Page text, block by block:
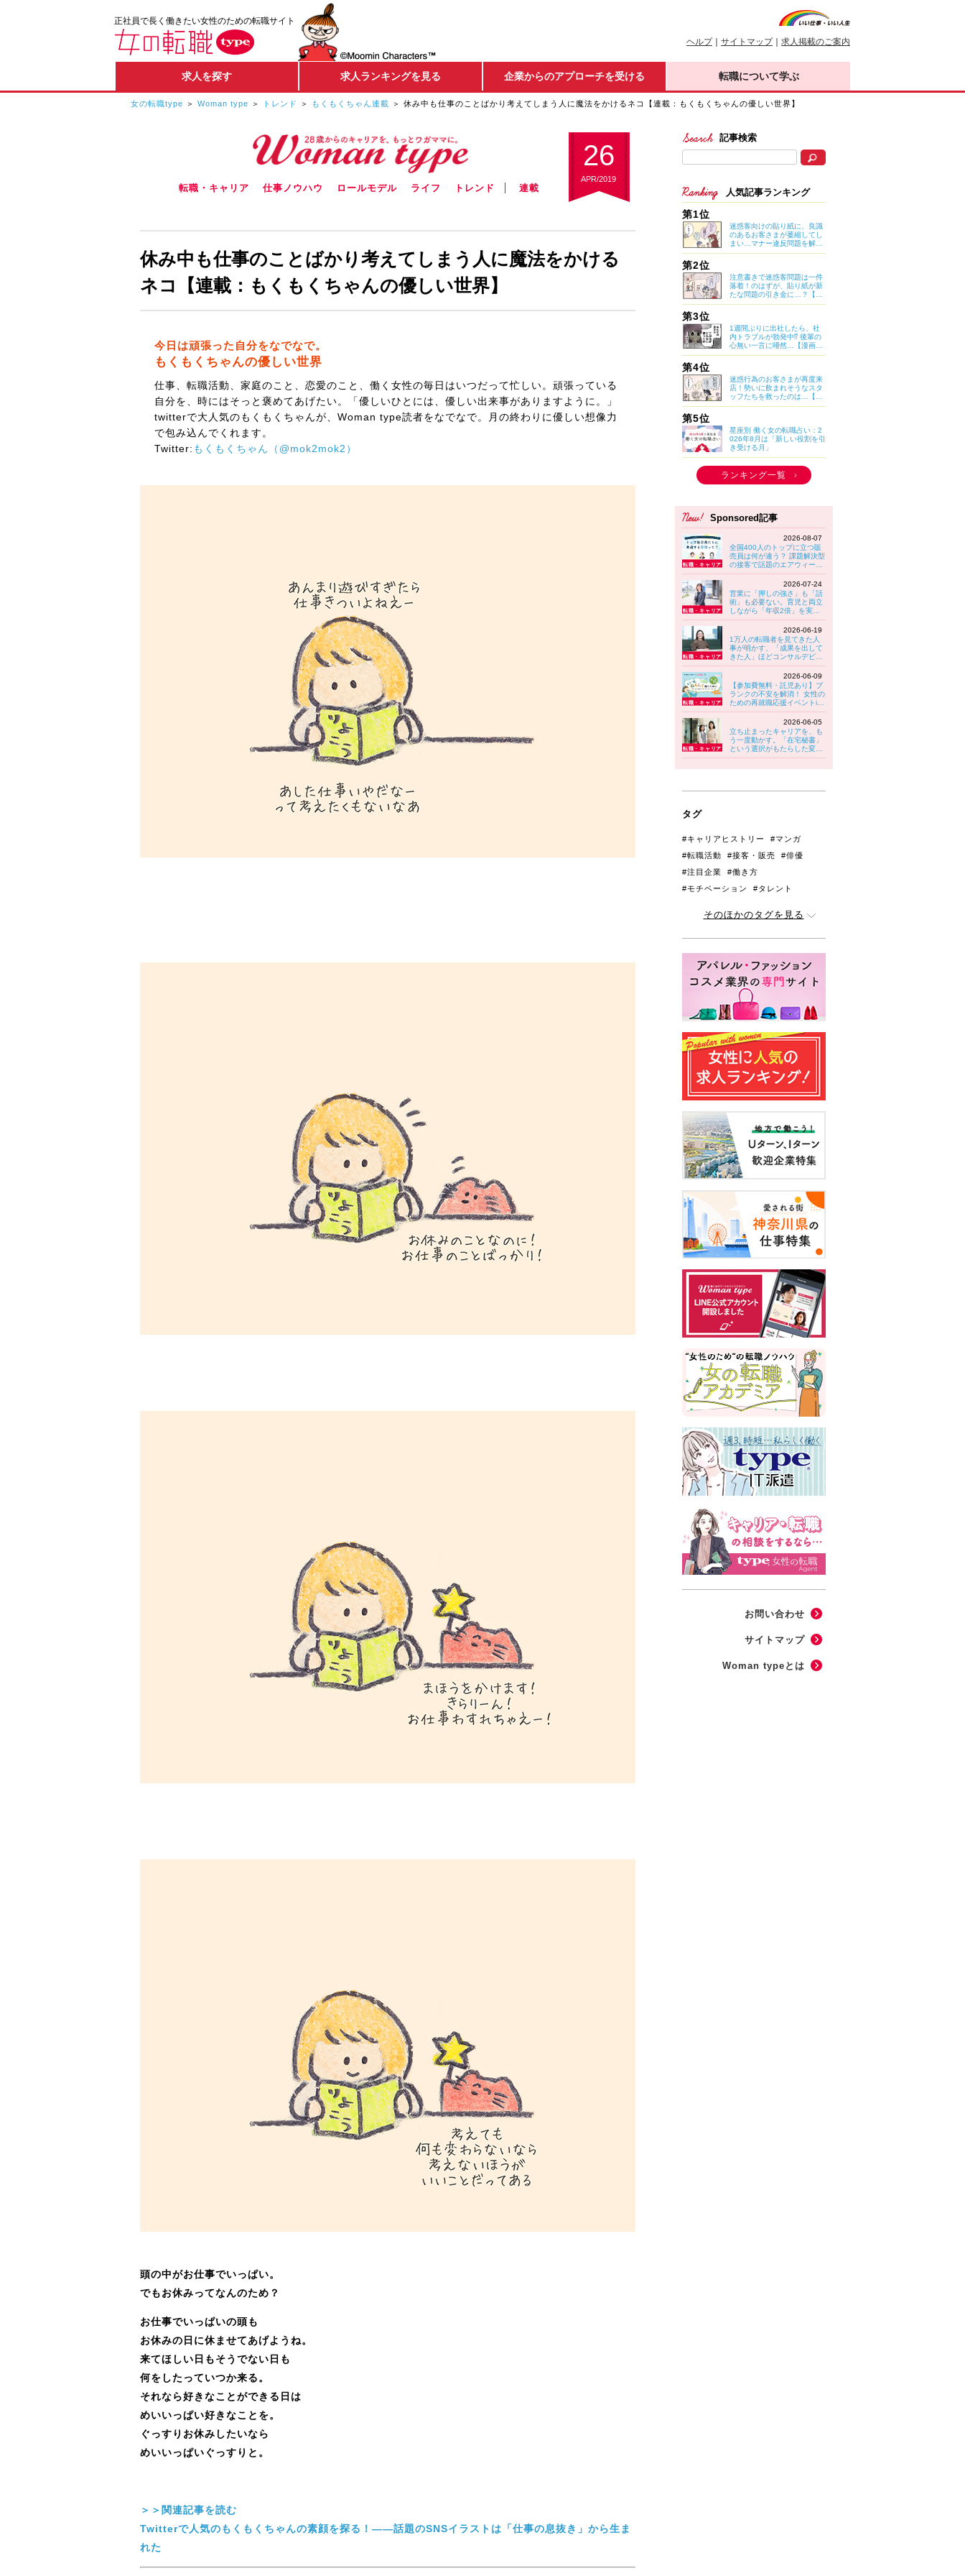
正社員で長く働きたい女性のための転職サイト
ヘルプ｜ サイトマップ｜ 求人掲載のご案内
求人を探す 求人ランキングを見る 企業からのアプローチを受ける 転職について学ぶ
女の転職type Woman type トレンド もくもくちゃん連載 休み中も仕事のことばかり考えてしまう人に魔法をかけるネコ【連載：もくもくちゃんの優しい世界】
転職・キャリア 仕事ノウハウ ロールモデル ライフ トレンド 連載
26
APR/2019
休み中も仕事のことばかり考えてしまう人に魔法をかける
ネコ【連載：もくもくちゃんの優しい世界】
今日は頑張った自分をなでなで。
もくもくちゃんの優しい世界
仕事、転職活動、家庭のこと、恋愛のこと、働く女性の毎日はいつだって忙しい。頑張っている
自分を、時にはそっと褒めてあげたい。「優しいひとには、優しい出来事がありますように。」
twitterで大人気のもくもくちゃんが、Woman type読者をなでなで。月の終わりに優しい想像力
で包み込んでくれます。
Twitter: もくもくちゃん（@mok2mok2）
頭の中がお仕事でいっぱい。
でもお休みってなんのため？
お仕事でいっぱいの頭も
お休みの日に休ませてあげようね。
来てほしい日もそうでない日も
何をしたっていつか来る。
それなら好きなことができる日は
めいいっぱい好きなことを。
ぐっすりお休みしたいなら
めいいっぱいぐっすりと。
＞＞関連記事を読む
Twitterで人気のもくもくちゃんの素顔を探る！――話題のSNSイラストは「仕事の息抜き」から生ま
れた
記事検索
人気記事ランキング
第1位
迷惑客向けの貼り紙に、良識
のあるお客さまが萎縮してし
まい…マナー違反問題を解決
したのは意外なアイデア？
第2位
注意書きで迷惑客問題は一件
落着！のはずが、貼り紙が新
たな問題の引き金に…？【マ
イカのアパレル日記 by ぼの
第3位
1週間ぶりに出社したら、社
内トラブルが勃発中⁉ 後輩の
心無い一言に唖然…【漫画：
妊娠しないのは、誰のせ
第4位
迷惑行為のお客さまが再度来
店！勢いに飲まれそうなスタ
ッフたちを救ったのは…【マ
イカのアパレル日記 by ぼの
第5位
星座別 働く女の転職占い：2
026年8月は「新しい役割を引
き受ける月」
ランキング一覧
Sponsored記事
2026-08-07
全国400人のトップに立つ販
売員は何が違う？ 課題解決型
の接客で話題のエアウィーヴ
に見る“選ばれる接客”の共通
2026-07-24
営業に「押しの強さ」も「話
術」も必要ない。育児と両立
しながら「年収2倍」を実現
する女性が実践していること
2026-06-19
1万人の転職者を見てきた人
事が明かす、「成果を出して
きた人」ほどコンサルデビュ
ーでつまずきやすい理由
2026-06-09
【参加費無料・託児あり】ブ
ランクの不安を解消！ 女性の
ための再就職応援イベントin
八王子 6/30(火)開催！
2026-06-05
立ち止まったキャリアを、も
う一度動かす。「在宅秘書」
という選択がもたらした変化
【PwC Japanグループ】
タグ
#キャリアヒストリー
#マンガ
#転職活動
#接客・販売
#俳優
#注目企業
#働き方
#モチベーション
#タレント
#人間関係
#育児と両立
#ジェンダー
#生きづらさ
#はじめての転職
#妊娠
#エンジニア
#声優
#スキルアップ
#手に職をつける
#アーティスト
#イベント
#面接
#起業
#健康
#年収・給与
#休み方
#出産
#試写会
#転職経験者
#自己分析
#営業
#転職ニュース
#未経験
#結婚
#芸人
#リスキリング
#アスリート
#子育て
#30代の転職
#チームビルディング
#お金
#リモートワーク
#パラレルキャリア
#生産性アップ
#恋愛
#不妊治療
#人事
#アナウンサー
#やまざきひとみ
#AI
#スタートアップ
#事務
#地方移住
#40代の転職
#書類選考
#政治
#インサイドセールス
#占い
#副業
#フリーランス
#サイン本
#横浜市交通局
#資格
#英語
#タスク管理
#国際女性デー
#メルカリ
#読書
#源氏物語
#販売
#落語家
#熱中症
#中野円佳
#生理
そのほかのタグを見る
お問い合わせ
サイトマップ
Woman typeとは